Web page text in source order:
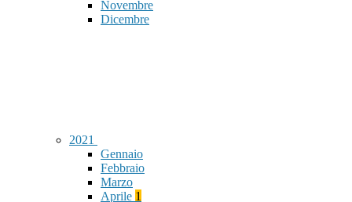
Novembre
Dicembre
2021
Gennaio
Febbraio
Marzo
Aprile 1